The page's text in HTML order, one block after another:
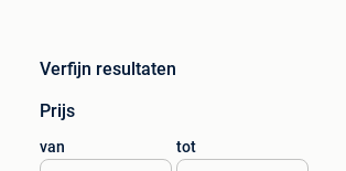
Verfijn resultaten
Prijs
van tot